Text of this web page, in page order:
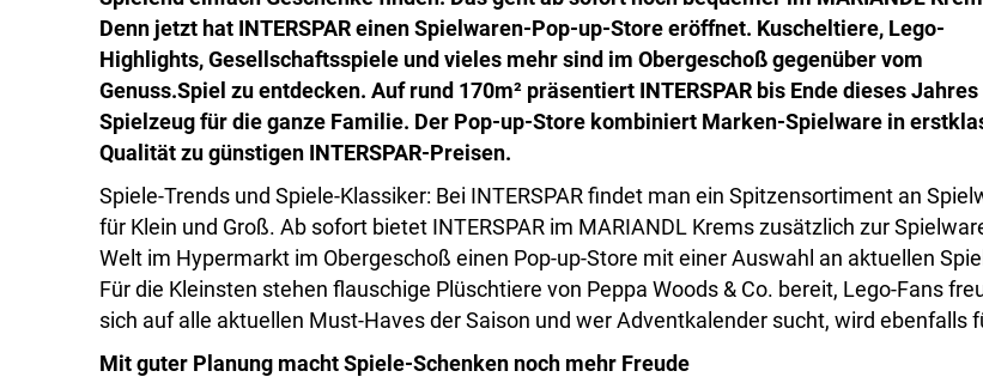
Denn jetzt hat INTERSPAR einen Spielwaren-Pop-up-Store eröffnet. Kuscheltiere, Lego-
Highlights, Gesellschaftsspiele und vieles mehr sind im Obergeschoß gegenüber vom
Genuss.Spiel zu entdecken. Auf rund 170m² präsentiert INTERSPAR bis Ende dieses Jahres
Spielzeug für die ganze Familie. Der Pop-up-Store kombiniert Marken-Spielware in
Qualität zu günstigen INTERSPAR-Preisen.
Spiele-Trends und Spiele-Klassiker: Bei INTERSPAR findet man ein Spitzensortiment an
für Klein und Groß. Ab sofort bietet INTERSPAR im MARIANDL Krems zusätzlich zur
Welt im Hypermarkt im Obergeschoß einen Pop-up-Store mit einer Auswahl an aktuellen
Für die Kleinsten stehen flauschige Plüschtiere von Peppa Woods & Co. bereit, Lego-Fans
sich auf alle aktuellen Must-Haves der Saison und wer Adventkalender sucht, wird ebenfalls
Mit guter Planung macht Spiele-Schenken noch mehr Freude